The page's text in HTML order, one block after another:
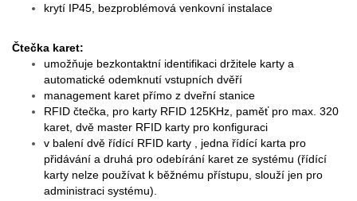
krytí IP45, bezproblémová venkovní instalace
Čtečka karet:
umožňuje bezkontaktní identifikaci držitele karty a
automatické odemknutí vstupních dvěří
management karet přímo z dveřní stanice
RFID čtečka, pro karty RFID 125KHz, paměť pro max. 320
karet, dvě master RFID karty pro konfiguraci
v balení dvě řídící RFID karty , jedna řídící karta pro
přidávání a druhá pro odebírání karet ze systému (řídící
karty nelze používat k běžnému přístupu, slouží jen pro
administraci systému).